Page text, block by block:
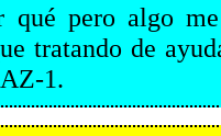
qué pero algo
tratando de
1.